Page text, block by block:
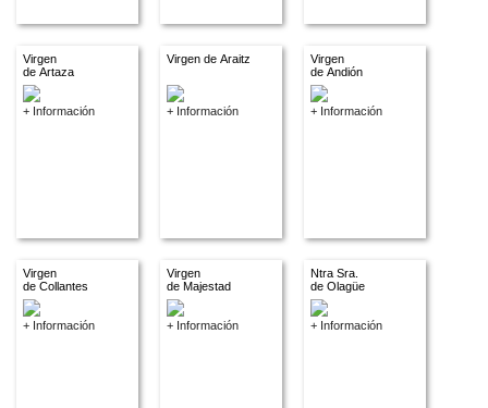
Virgen
de Artaza
+ Información
Virgen de Araitz
+ Información
Virgen
de Andión
+ Información
Virgen
de Collantes
+ Información
Virgen
de Majestad
+ Información
Ntra Sra.
de Olagüe
+ Información